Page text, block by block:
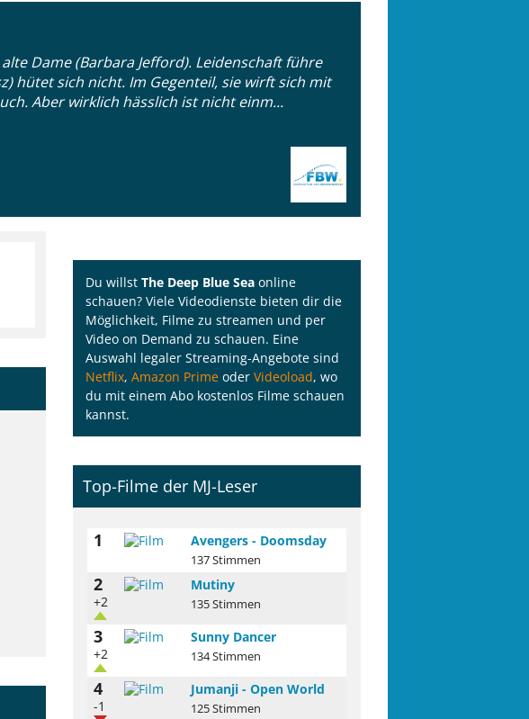
Dame (Barbara Jefford). Leidenschaft führe
hütet sich nicht. Im Gegenteil, sie wirft sich mit
Aber wirklich hässlich ist nicht einm...
Du willst The Deep Blue Sea online
schauen? Viele Videodienste bieten dir die
Möglichkeit, Filme zu streamen und per
Video on Demand zu schauen. Eine
Auswahl legaler Streaming-Angebote sind
Netflix, Amazon Prime oder Videoload, wo
du mit einem Abo kostenlos Filme schauen
kannst.
Top-Filme der MJ-Leser
1 Avengers - Doomsday
137 Stimmen
2
+2
Mutiny
135 Stimmen
3
+2
Sunny Dancer
134 Stimmen
4
-1
Jumanji - Open World
125 Stimmen